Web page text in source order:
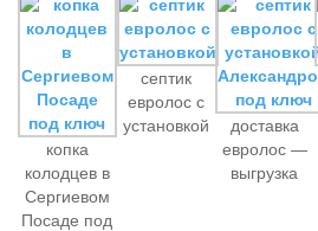
копка
колодцев в
Сергиевом
Посаде под
септик
евролос с
установкой
доставка
евролос —
выгрузка